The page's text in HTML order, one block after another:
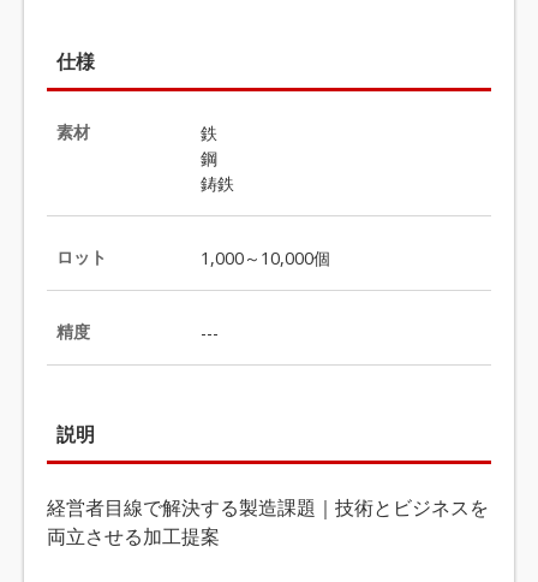
仕様
素材
鉄
鋼
鋳鉄
ロット 1,000～10,000個
精度 ---
説明
経営者目線で解決する製造課題｜技術とビジネスを
両立させる加工提案